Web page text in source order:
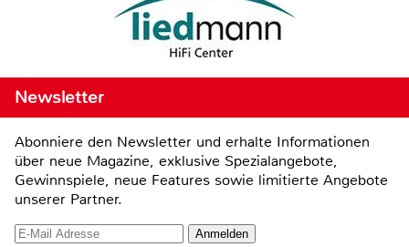
Newsletter
Abonniere den Newsletter und erhalte Informationen
über neue Magazine, exklusive Spezialangebote,
Gewinnspiele, neue Features sowie limitierte Angebote
unserer Partner.